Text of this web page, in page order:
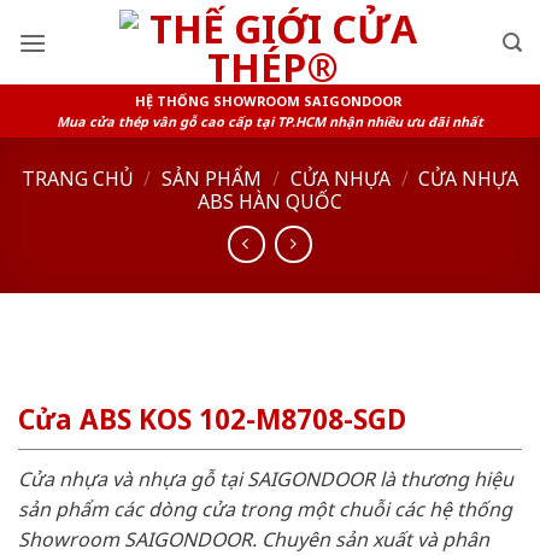
HỆ THỐNG SHOWROOM SAIGONDOOR
Mua cửa thép vân gỗ cao cấp tại TP.HCM nhận nhiều ưu đãi nhất
TRANG CHỦ / SẢN PHẨM / CỬA NHỰA / CỬA NHỰA
ABS HÀN QUỐC
Cửa ABS KOS 102-M8708-SGD
Cửa nhựa và nhựa gỗ tại SAIGONDOOR là thương hiệu
sản phẩm các dòng cửa trong một chuỗi các hệ thống
Showroom SAIGONDOOR. Chuyên sản xuất và phân